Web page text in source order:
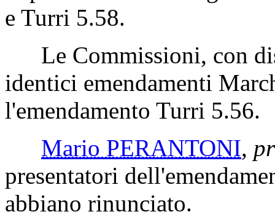
e Turri 5.58.
Le Commissioni, con
identici emendamenti
l'emendamento Turri 5.56.
Mario PERANTONI,
presentatori
abbiano rinunciato.